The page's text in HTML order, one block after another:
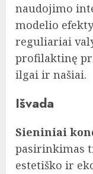
naudojimo
modelio
reguliariai
profilaktinę
ilgai ir našiai.
Išvada
Sieniniai
pasirinkimas
estetiško ir